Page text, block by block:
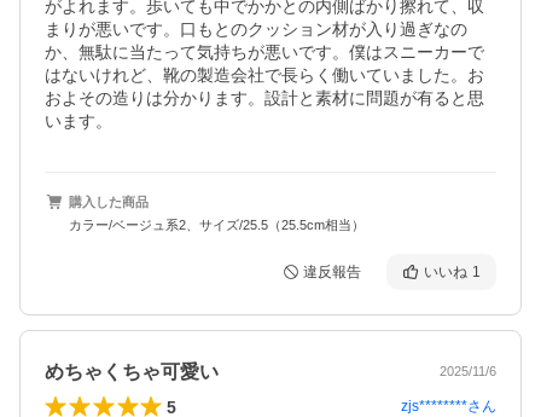
がよれます。歩いても中でかかとの内側ばかり擦れて、収
まりが悪いです。口もとのクッション材が入り過ぎなの
か、無駄に当たって気持ちが悪いです。僕はスニーカーで
はないけれど、靴の製造会社で長らく働いていました。お
およその造りは分かります。設計と素材に問題が有ると思
います。
購入した商品
カラー/ベージュ系2、サイズ/25.5（25.5cm相当）
違反報告 いいね 1
めちゃくちゃ可愛い 2025/11/6
5 zjs********さん